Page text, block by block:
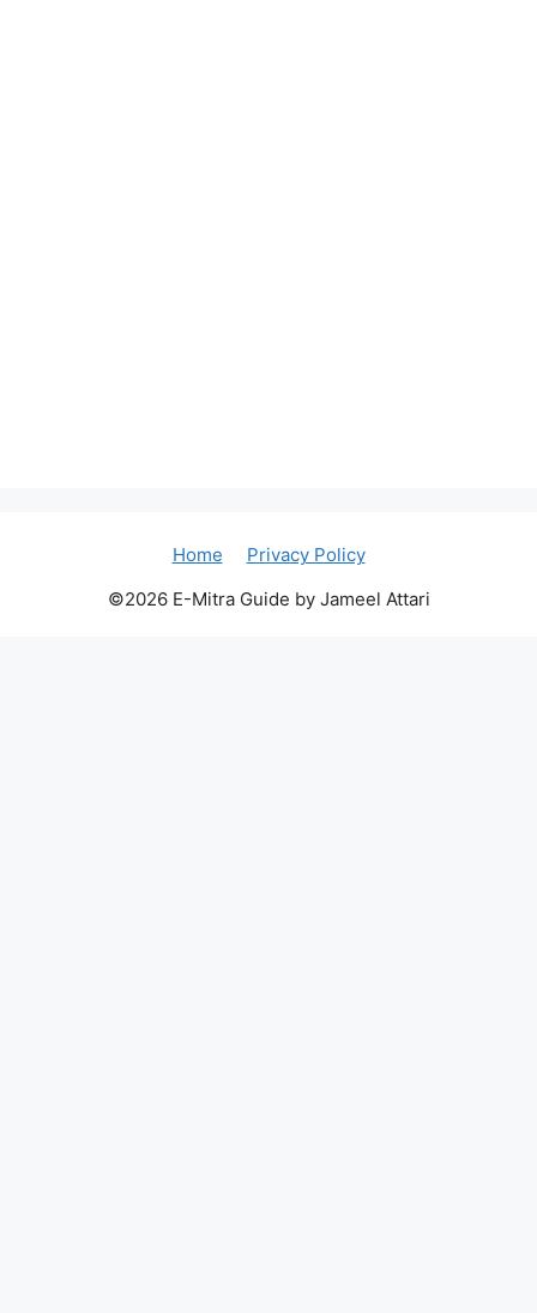
Home
Privacy Policy
©2026 E-Mitra Guide by Jameel Attari